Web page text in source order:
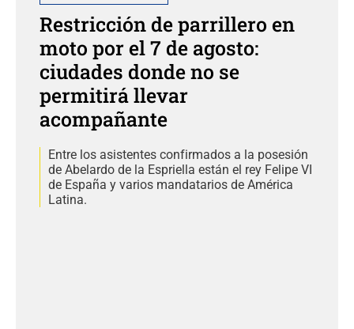
Restricción de parrillero en
moto por el 7 de agosto:
ciudades donde no se
permitirá llevar
acompañante
Entre los asistentes confirmados a la posesión
de Abelardo de la Espriella están el rey Felipe VI
de España y varios mandatarios de América
Latina.